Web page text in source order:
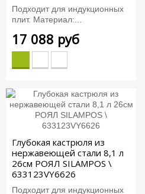
Подходит для индукционных
плит. Материал:...
17 088 руб
Глубокая кастрюля из
нержавеющей стали 8,1 л
26см РОЯЛ SILAMPOS \
633123VY6626
Подходит для индукционных